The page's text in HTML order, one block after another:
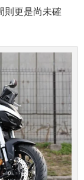
則更是尚未確